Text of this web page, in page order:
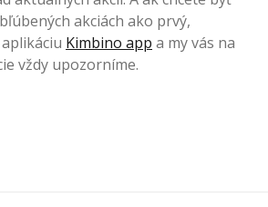
akciách ako prvý,
Kimbino app a my vás na
vždy upozorníme.